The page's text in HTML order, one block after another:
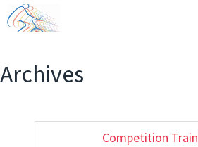
Archives
Competition